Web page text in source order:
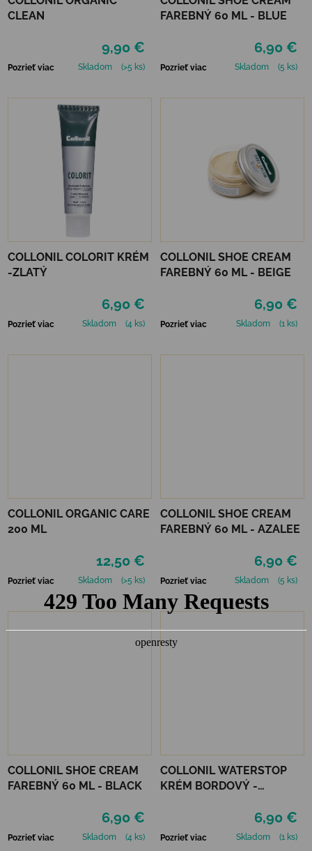
CLEAN
9,90 €
Pozrieť viac Skladom (>5 ks)
FAREBNÝ 60 ML - BLUE
6,90 €
Pozrieť viac Skladom (5 ks)
COLLONIL COLORIT KRÉM
-ZLATÝ
6,90 €
Pozrieť viac Skladom (4 ks)
COLLONIL SHOE CREAM
FAREBNÝ 60 ML - BEIGE
6,90 €
Pozrieť viac Skladom (1 ks)
COLLONIL ORGANIC CARE
200 ML
12,50 €
Pozrieť viac Skladom (>5 ks)
COLLONIL SHOE CREAM
FAREBNÝ 60 ML - AZALEE
6,90 €
Pozrieť viac Skladom (5 ks)
COLLONIL SHOE CREAM
FAREBNÝ 60 ML - BLACK
6,90 €
Pozrieť viac Skladom (4 ks)
COLLONIL WATERSTOP
KRÉM BORDOVÝ -
6,90 €
Pozrieť viac Skladom (1 ks)